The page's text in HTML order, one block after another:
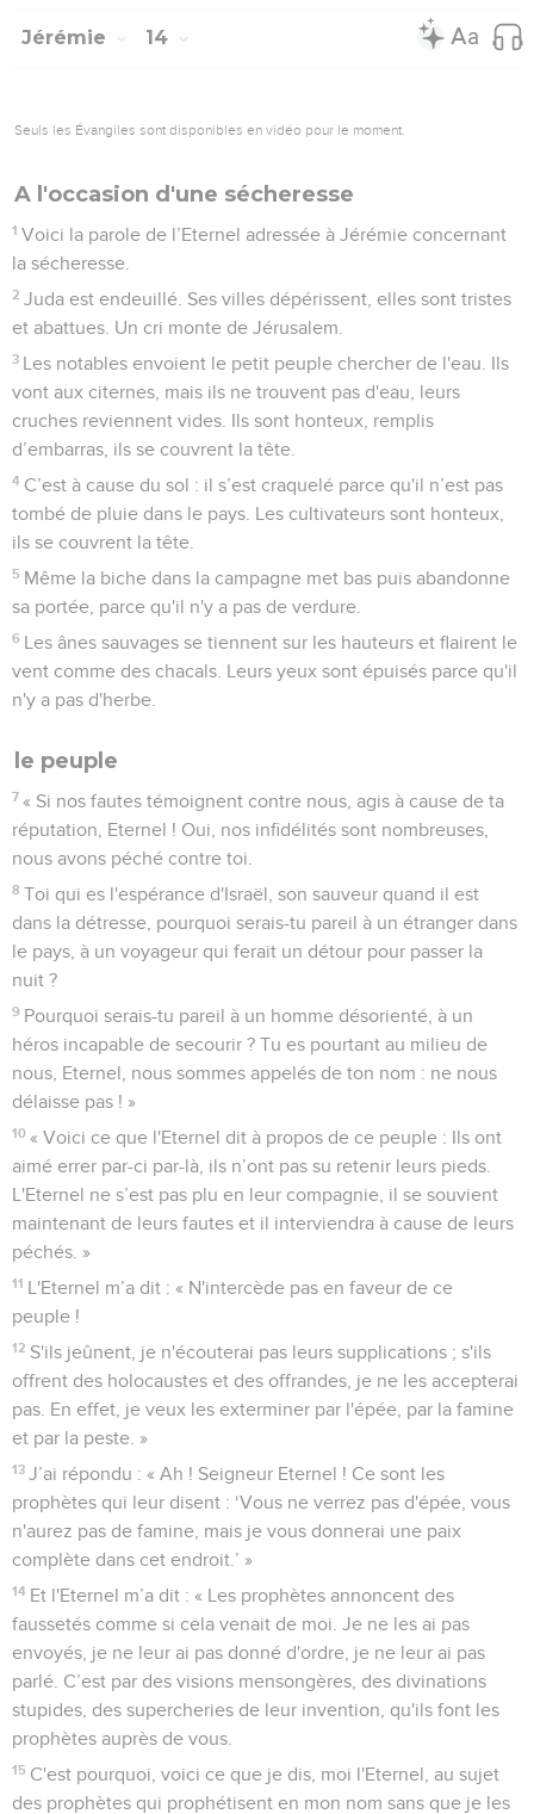
Jérémie 14
Seuls les Évangiles sont disponibles en vidéo pour le moment.
A l'occasion d'une sécheresse
1 Voici la parole de l’Eternel adressée à Jérémie concernant
la sécheresse.
2 Juda est endeuillé. Ses villes dépérissent, elles sont tristes
et abattues. Un cri monte de Jérusalem.
3 Les notables envoient le petit peuple chercher de l'eau. Ils
vont aux citernes, mais ils ne trouvent pas d'eau, leurs
cruches reviennent vides. Ils sont honteux, remplis
d’embarras, ils se couvrent la tête.
4 C’est à cause du sol : il s’est craquelé parce qu'il n’est pas
tombé de pluie dans le pays. Les cultivateurs sont honteux,
ils se couvrent la tête.
5 Même la biche dans la campagne met bas puis abandonne
sa portée, parce qu'il n'y a pas de verdure.
6 Les ânes sauvages se tiennent sur les hauteurs et flairent le
vent comme des chacals. Leurs yeux sont épuisés parce qu'il
n'y a pas d'herbe.
le peuple
7 « Si nos fautes témoignent contre nous, agis à cause de ta
réputation, Eternel ! Oui, nos infidélités sont nombreuses,
nous avons péché contre toi.
8 Toi qui es l'espérance d'Israël, son sauveur quand il est
dans la détresse, pourquoi serais-tu pareil à un étranger dans
le pays, à un voyageur qui ferait un détour pour passer la
nuit ?
9 Pourquoi serais-tu pareil à un homme désorienté, à un
héros incapable de secourir ? Tu es pourtant au milieu de
nous, Eternel, nous sommes appelés de ton nom : ne nous
délaisse pas ! »
10 « Voici ce que l'Eternel dit à propos de ce peuple : Ils ont
aimé errer par-ci par-là, ils n’ont pas su retenir leurs pieds.
L'Eternel ne s’est pas plu en leur compagnie, il se souvient
maintenant de leurs fautes et il interviendra à cause de leurs
péchés. »
11 L'Eternel m’a dit : « N'intercède pas en faveur de ce
peuple !
12 S'ils jeûnent, je n'écouterai pas leurs supplications ; s'ils
offrent des holocaustes et des offrandes, je ne les accepterai
pas. En effet, je veux les exterminer par l'épée, par la famine
et par la peste. »
13 J’ai répondu : « Ah ! Seigneur Eternel ! Ce sont les
prophètes qui leur disent : ‘Vous ne verrez pas d'épée, vous
n'aurez pas de famine, mais je vous donnerai une paix
complète dans cet endroit.’ »
14 Et l'Eternel m’a dit : « Les prophètes annoncent des
faussetés comme si cela venait de moi. Je ne les ai pas
envoyés, je ne leur ai pas donné d'ordre, je ne leur ai pas
parlé. C’est par des visions mensongères, des divinations
stupides, des supercheries de leur invention, qu'ils font les
prophètes auprès de vous.
15 C'est pourquoi, voici ce que je dis, moi l'Eternel, au sujet
des prophètes qui prophétisent en mon nom sans que je les